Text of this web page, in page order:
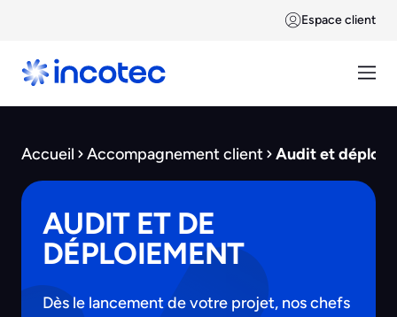
Espace client
Accueil Accompagnement client Audit et
AUDIT ET DE
DÉPLOIEMENT
Dès le lancement de votre projet, nos chefs